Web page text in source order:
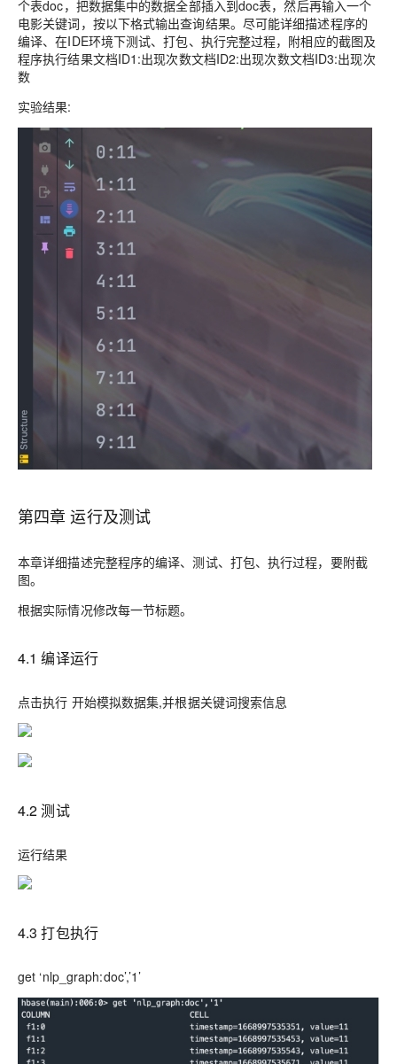
个表doc，把数据集中的数据全部插入到doc表，然后再输入一个
电影关键词，按以下格式输出查询结果。尽可能详细描述程序的
编译、在IDE环境下测试、打包、执行完整过程，附相应的截图及
程序执行结果文档ID1:出现次数文档ID2:出现次数文档ID3:出现次
数
实验结果:
第四章 运行及测试
本章详细描述完整程序的编译、测试、打包、执行过程，要附截
图。
根据实际情况修改每一节标题。
4.1 编译运行
点击执行 开始模拟数据集,并根据关键词搜索信息
4.2 测试
运行结果
4.3 打包执行
get ‘nlp_graph:doc’,’1’